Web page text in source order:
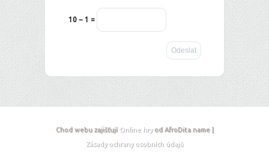
10 − 1 =
Chod webu zajišťují Online hryod AfroDita.name |
Zásady ochrany osobních údajů